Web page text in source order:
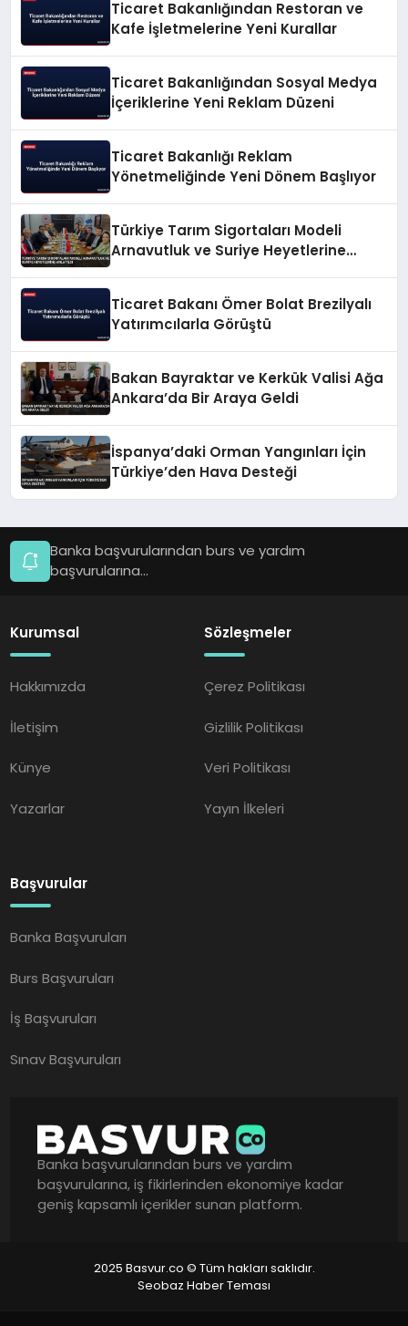
Ticaret Bakanlığından Restoran ve
Kafe İşletmelerine Yeni Kurallar
Ticaret Bakanlığından Sosyal Medya
İçeriklerine Yeni Reklam Düzeni
Ticaret Bakanlığı Reklam
Yönetmeliğinde Yeni Dönem Başlıyor
Türkiye Tarım Sigortaları Modeli
Arnavutluk ve Suriye Heyetlerine
Ticaret Bakanı Ömer Bolat Brezilyalı
Yatırımcılarla Görüştü
Bakan Bayraktar ve Kerkük Valisi Ağa
Ankara’da Bir Araya Geldi
İspanya’daki Orman Yangınları İçin
Türkiye’den Hava Desteği
Banka başvurularından burs ve yardım
başvurularına...
Kurumsal
Hakkımızda
İletişim
Künye
Yazarlar
Sözleşmeler
Çerez Politikası
Gizlilik Politikası
Veri Politikası
Yayın İlkeleri
Başvurular
Banka Başvuruları
Burs Başvuruları
İş Başvuruları
Sınav Başvuruları
Banka başvurularından burs ve yardım
başvurularına, iş fikirlerinden ekonomiye kadar
geniş kapsamlı içerikler sunan platform.
2025 Basvur.co © Tüm hakları saklıdır.
Seobaz Haber Teması